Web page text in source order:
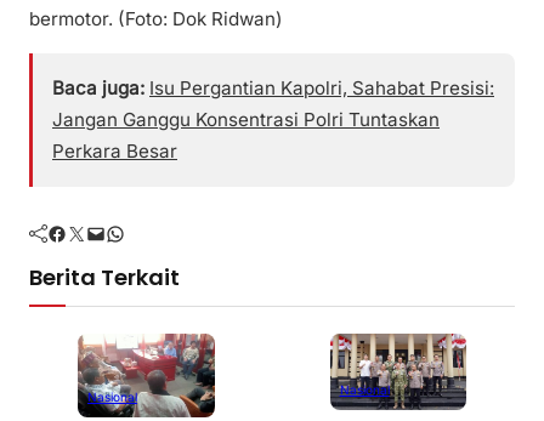
bermotor. (Foto: Dok Ridwan)
Baca juga: Isu Pergantian Kapolri, Sahabat Presisi:
Jangan Ganggu Konsentrasi Polri Tuntaskan
Perkara Besar
Facebook Twitter Mail WhatsApp
Berita Terkait
Nasional Nasional